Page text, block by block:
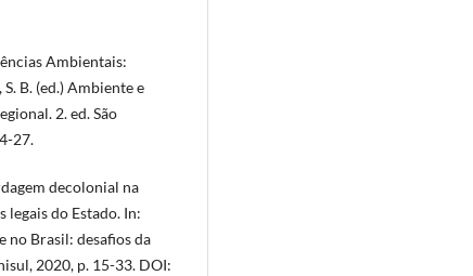
Ambientais:
B. (ed.) Ambiente e
2. ed. São
27.
decolonial na
do Estado. In:
no Brasil: desafios da
2020, p. 15-33. DOI: